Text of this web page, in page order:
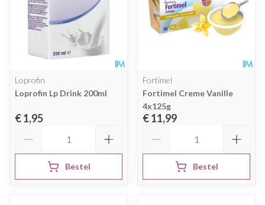
Loprofin
Loprofin Lp Drink 200ml
€ 1,95
Bestel
Fortimel
Fortimel Creme Vanille
4x125g
€ 11,99
Bestel